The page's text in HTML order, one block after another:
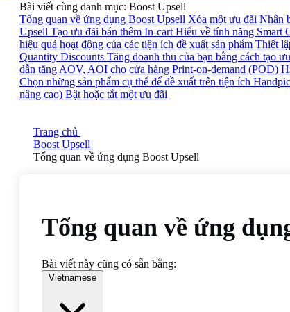
Bài viết cùng danh mục: Boost Upsell
Tổng quan về ứng dụng Boost Upsell Xóa một ưu đãi Nhân
Upsell Tạo ưu đãi bán thêm In-cart Hiểu về tính năng Smart
hiệu quả hoạt động của các tiện ích đề xuất sản phẩm Thiết
Quantity Discounts Tăng doanh thu của bạn bằng cách tạo
dẫn tăng AOV, AOI cho cửa hàng Print-on-demand (POD)
Chọn những sản phẩm cụ thể để đề xuất trên tiện ích
nâng cao) Bật hoặc tắt một ưu đãi
Trang chủ
Boost Upsell
Tổng quan về ứng dụng Boost Upsell
Tổng quan về ứng
Bài viết này cũng có sẵn bằng:
Vietnamese